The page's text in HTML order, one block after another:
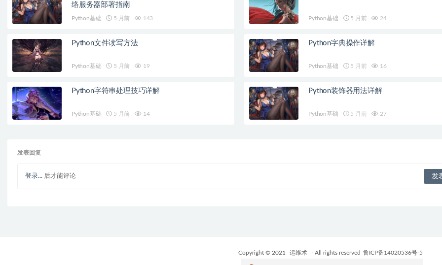
络服务器部署指南
Python基础 5 月前 143 Python基础 5 月前 24
Python文件读写方法
Python基础 5 月前 19
Python字典操作详解
Python基础 5 月前 16
Python字符串处理技巧详解
Python基础 5 月前 14
Python装饰器用法详解
Python基础 5 月前 27
发表回复
登录... 后才能评论
Copyright © 2021 运维术 - All rights reserved 鲁ICP备14020536号-5